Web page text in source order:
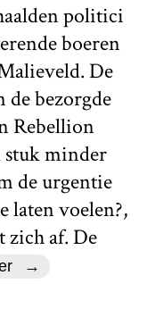
politici
boeren
De
de bezorgde
Rebellion
stuk minder
de urgentie
laten voelen?,
zich af. De